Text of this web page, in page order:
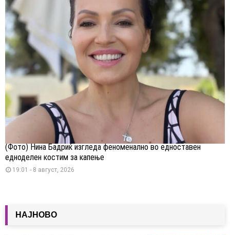
(Фото) Нина Бадриќ изгледа феноменално во едноставен
едноделен костим за капење
19:01 - 8 август, 2026
НАЈНОВО